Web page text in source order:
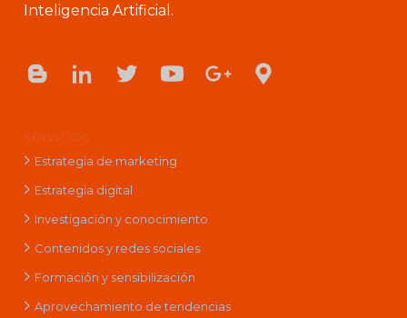
Inteligencia Artificial.
SERVICIOS
Estrategia de marketing
Estrategia digital
Investigación y conocimiento
Contenidos y redes sociales
Formación y sensibilización
Aprovechamiento de tendencias